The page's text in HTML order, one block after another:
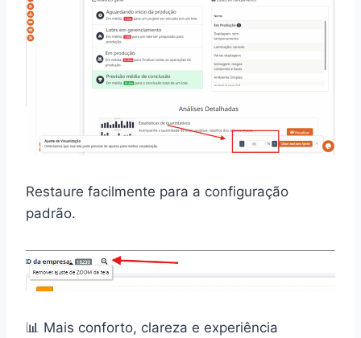
Restaure facilmente para a configuração
padrão.
📊 Mais conforto, clareza e experiência